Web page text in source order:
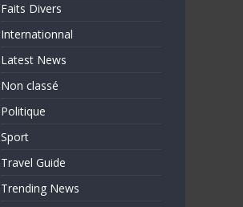
Faits Divers
Internationnal
Latest News
Non classé
Politique
Sport
Travel Guide
Trending News